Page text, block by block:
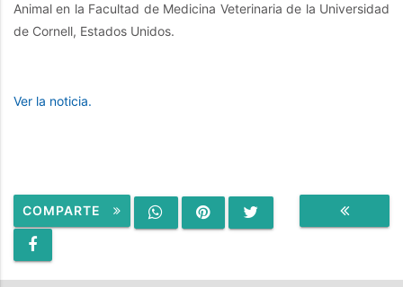
Animal en la Facultad de Medicina Veterinaria de la Universidad
de Cornell, Estados Unidos.
Ver la noticia.
COMPARTE